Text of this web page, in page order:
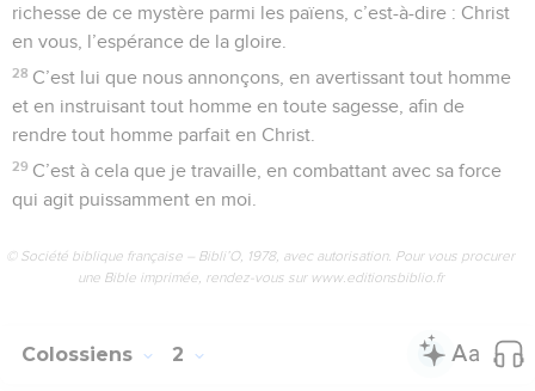
richesse de ce mystère parmi les païens, c’est-à-dire : Christ
en vous, l’espérance de la gloire.
28 C’est lui que nous annonçons, en avertissant tout homme
et en instruisant tout homme en toute sagesse, afin de
rendre tout homme parfait en Christ.
29 C’est à cela que je travaille, en combattant avec sa force
qui agit puissamment en moi.
© Société biblique française – Bibli’O, 1978, avec autorisation. Pour vous procurer
une Bible imprimée, rendez-vous sur www.editionsbiblio.fr
Colossiens 2